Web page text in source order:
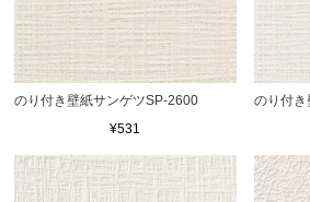
のり付き壁紙サンゲツSP-2600
¥531
のり付